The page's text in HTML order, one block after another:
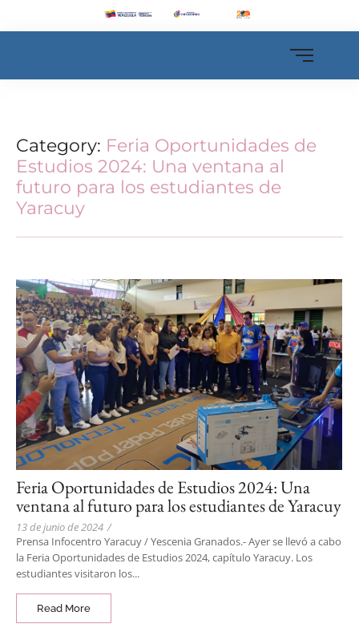
Category: Feria Oportunidades de
Estudios 2024: Una ventana al
futuro para los estudiantes de
Yaracuy
Feria Oportunidades de Estudios 2024: Una
ventana al futuro para los estudiantes de Yaracuy
13 de junio de 2024 /
Prensa Infocentro Yaracuy / Yescenia Granados.- Ayer se llevó a cabo
la Feria Oportunidades de Estudios 2024, capítulo Yaracuy. Los
estudiantes visitaron los...
Read More